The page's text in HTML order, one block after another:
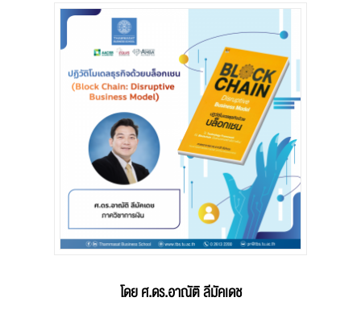
โดย ศ.ดร.อาณัติ ลีมัคเดช